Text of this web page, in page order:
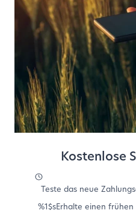
Kostenlose
Teste das neue
%1$sErhalte einen